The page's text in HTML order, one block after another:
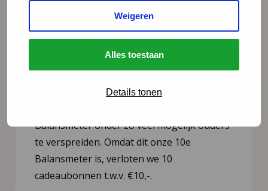
Weigeren
Alles toestaan
Details tonen
gebruikt. Deze vragenlijst helpt ons een
beeld te vormen van de draagkracht en
draaglast van (aanstaande) ouders op dit
november tot en met 9 december 2024
Balansmeter onder zo veel mogelijk ouders
te verspreiden. Omdat dit onze 10e
Balansmeter is, verloten we 10
cadeaubonnen t.w.v. €10,-.